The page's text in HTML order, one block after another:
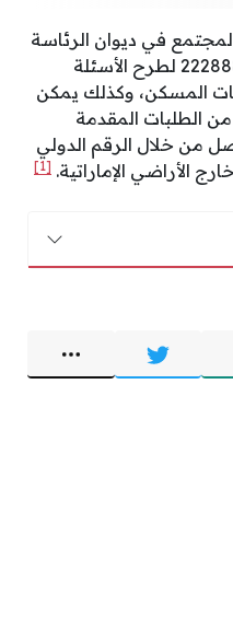
في ديوان الرئاسة
الإماراتي بتخصيص الرقم 22288888 لطرح الأسئلة
المسكن، وكذلك يمكن
من الطلبات المقدمة
من خلال الرقم الدولي
[1]